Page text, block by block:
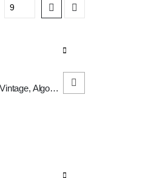
Cojín Suelo Pouf Redondo, Estilo Vintage, Algodón, Reposapiés